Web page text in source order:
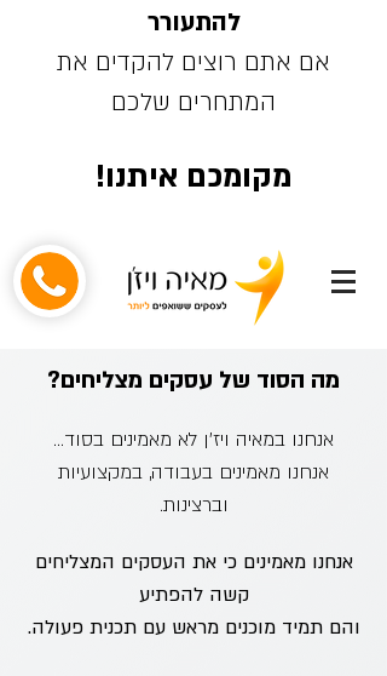
להתעורר
אם אתם רוצים להקדים את
המתחרים שלכם
מקומכם איתנו!
מה הסוד של עסקים מצליחים?
אנחנו במאיה ויז'ן לא מאמינים בסוד...
אנחנו מאמינים בעבודה, במקצועיות
וברצינות.
אנחנו מאמינים כי את העסקים המצליחים
קשה להפתיע
והם תמיד מוכנים מראש עם תכנית פעולה.